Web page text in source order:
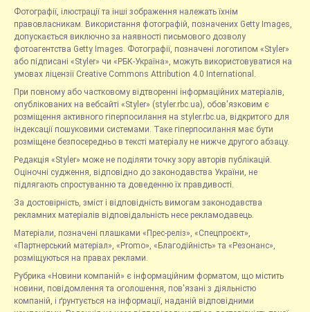
Фотографії, ілюстрації та інші зображення належать їхнім
правовласникам. Використання фотографій, позначених Getty Images,
допускається виключно за наявності письмового дозволу
фотоагентства Getty Images. Фотографії, позначені логотипом «Styler»
або підписані «Styler» чи «РБК-Україна», можуть використовуватися на
умовах ліцензії Creative Commons Attribution 4.0 International.
При повному або частковому відтворенні інформаційних матеріалів,
опублікованих на вебсайті «Styler» (styler.rbc.ua), обов'язковим є
розміщення активного гіперпосилання на styler.rbc.ua, відкритого для
індексації пошуковими системами. Таке гіперпосилання має бути
розміщене безпосередньо в тексті матеріалу не нижче другого абзацу.
Редакція «Styler» може не поділяти точку зору авторів публікацій.
Оціночні судження, відповідно до законодавства України, не
підлягають спростуванню та доведенню їх правдивості.
За достовірність, зміст і відповідність вимогам законодавства
рекламних матеріалів відповідальність несе рекламодавець.
Матеріали, позначені плашками «Прес-реліз», «Спецпроєкт»,
«Партнерський матеріал», «Promo», «Благодійність» та «Резонанс»,
розміщуються на правах реклами.
Рубрика «Новини компаній» є інформаційним форматом, що містить
новини, повідомлення та оголошення, пов'язані з діяльністю
компаній, і ґрунтується на інформації, наданій відповідними